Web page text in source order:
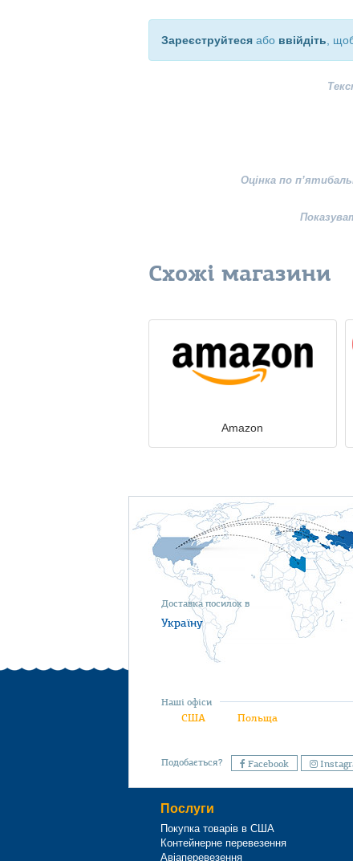
Зареєструйтеся або ввійдіть ,
Оцінка по
Схожі магазини
Amazon
Доставка посилок в
Україну
Наші офіси
США Польща
Подобається? Facebook
Послуги
Покупка товарів в США
Контейнерне перевезення
Авіаперевезення